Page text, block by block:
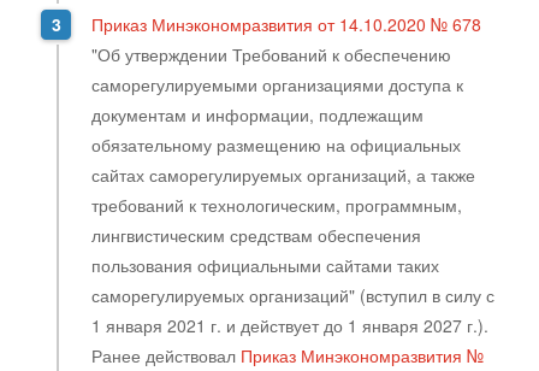
Приказ Минэкономразвития от 14.10.2020 № 678
"Об утверждении Требований к обеспечению
саморегулируемыми организациями доступа к
документам и информации, подлежащим
обязательному размещению на официальных
сайтах саморегулируемых организаций, а также
требований к технологическим, программным,
лингвистическим средствам обеспечения
пользования официальными сайтами таких
саморегулируемых организаций" (вступил в силу с
1 января 2021 г. и действует до 1 января 2027 г.).
Ранее действовал Приказ Минэкономразвития №